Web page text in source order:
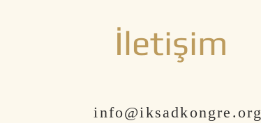
İletişim
info@iksadkongre.org